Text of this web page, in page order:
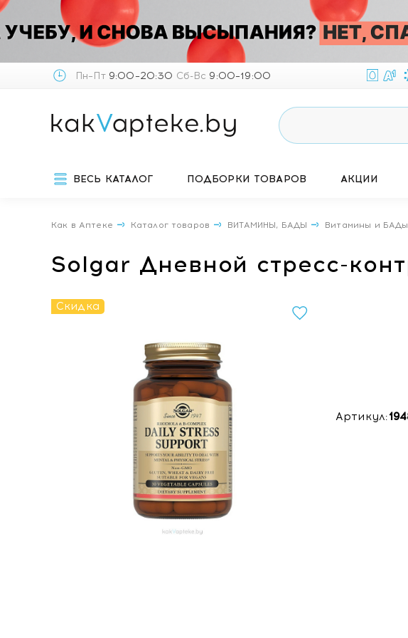
Пн–Пт9:00–20:30 Сб-Вс 9:00–19:00
ВЕСЬ КАТАЛОГ ПОДБОРКИ ТОВАРОВ АКЦИИ
Как в Аптеке Каталог товаров ВИТАМИНЫ, БАДЫ Витамины и
Solgar Дневной стресс-
Скидка
Артикул: